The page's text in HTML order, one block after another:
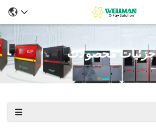
جزئیات محصولات